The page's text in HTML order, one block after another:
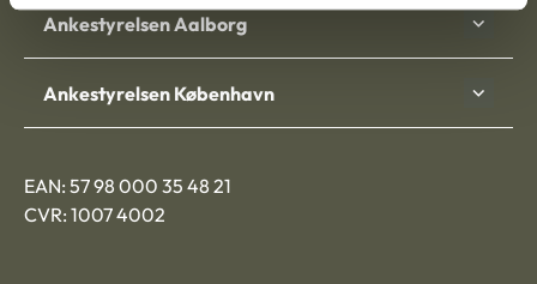
Ankestyrelsen Aalborg
Ankestyrelsen København
EAN: 57 98 000 35 48 21
CVR: 1007 4002